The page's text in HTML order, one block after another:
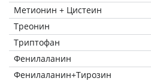
Метионин + Цистеин
Треонин
Триптофан
Фенилаланин
Фенилаланин+Тирозин